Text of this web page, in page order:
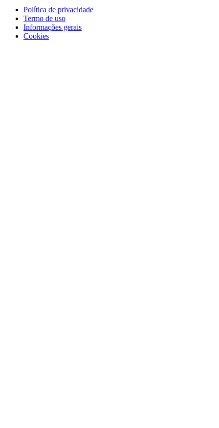
Política de privacidade
Termo de uso
Informações gerais
Cookies